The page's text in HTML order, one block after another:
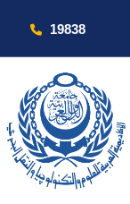
19838